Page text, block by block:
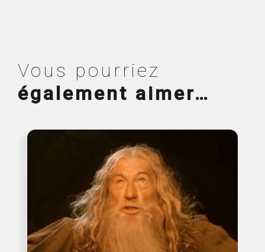
Vous pourriez
également aimer…